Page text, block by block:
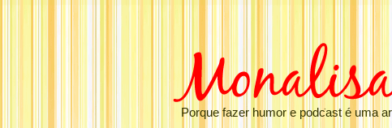
Porque fazer humor e podcast é uma